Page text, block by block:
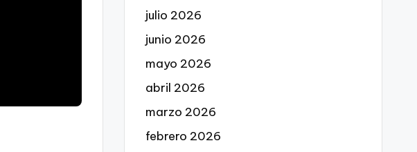
julio 2026
junio 2026
mayo 2026
abril 2026
marzo 2026
febrero 2026